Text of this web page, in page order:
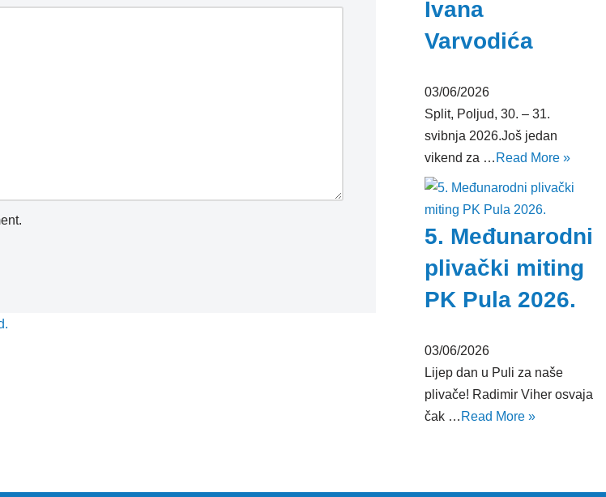
Ivana
Varvodića
03/06/2026
Split, Poljud, 30. – 31.
svibnja 2026.Još jedan
vikend za … Read More »
5. Međunarodni
plivački miting
PK Pula 2026.
03/06/2026
Lijep dan u Puli za naše
plivače! Radimir Viher osvaja
čak … Read More »